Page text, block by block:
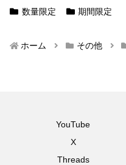
数量限定
期間限定
ホーム その他
YouTube
X
Threads